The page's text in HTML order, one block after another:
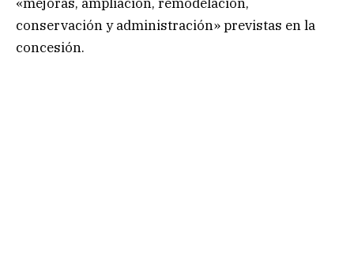
conservación y administración» previstas en la
concesión.